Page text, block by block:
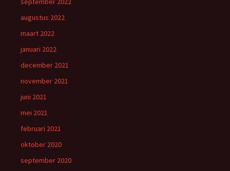
augustus 2022
maart 2022
januari 2022
december 2021
november 2021
juni 2021
mei 2021
februari 2021
oktober 2020
september 2020